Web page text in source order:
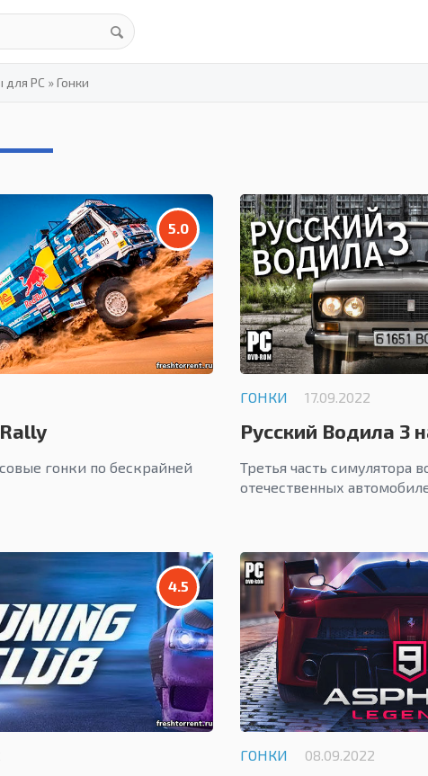
для PC »Гонки
5.0
гонки по бескрайней
ГОНКИ 17.09.2022
Русский Водила 3
Третья часть симулятора
отечественных
4.5
ГОНКИ 08.09.2022